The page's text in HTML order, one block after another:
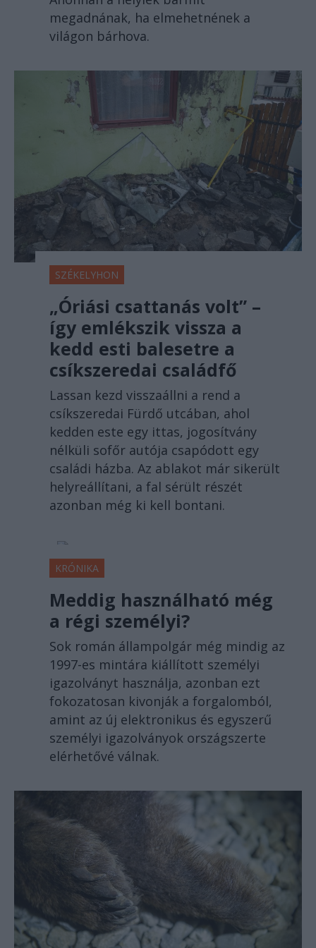
megadnának, ha elmehetnének a
világon bárhova.
SZÉKELYHON
„Óriási csattanás volt” –
így emlékszik vissza a
kedd esti balesetre a
csíkszeredai családfő
Lassan kezd visszaállni a rend a
csíkszeredai Fürdő utcában, ahol
kedden este egy ittas, jogosítvány
nélküli sofőr autója csapódott egy
családi házba. Az ablakot már sikerült
helyreállítani, a fal sérült részét
azonban még ki kell bontani.
KRÓNIKA
Meddig használható még
a régi személyi?
Sok román állampolgár még mindig az
1997-es mintára kiállított személyi
igazolványt használja, azonban ezt
fokozatosan kivonják a forgalomból,
amint az új elektronikus és egyszerű
személyi igazolványok országszerte
elérhetővé válnak.